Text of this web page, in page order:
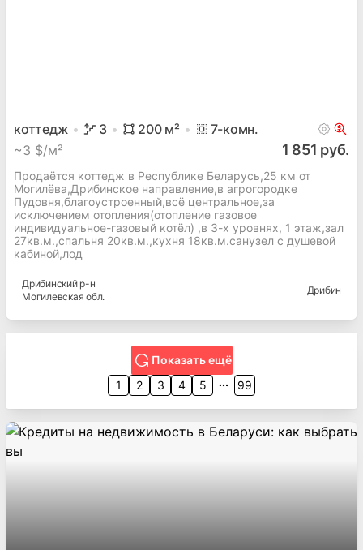
коттедж 3 200м² 7-комн.
~3 $/м² 1 851 руб.
Продаётся коттедж в Республике Беларусь,25 км от
Могилёва,Дрибинское направление,в агрогородке
Пудовня,благоустроенный,всё центральное,за
исключением отопления(отопление газовое
индивидуальное-газовый котёл) ,в 3-х уровнях, 1 этаж,зал
27кв.м.,спальня 20кв.м.,кухня 18кв.м.санузел с душевой
кабиной,лод
Дрибинскийр-н
Могилевская обл.
Дрибин
Показать ещё
1
2 3 4 5 99